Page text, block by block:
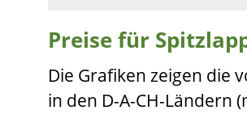
Preise für
Die Grafiken zeigen die
in den D-A-CH-Ländern